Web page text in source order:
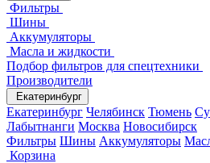
Фильтры
Шины
Аккумуляторы
Масла и жидкости
Подбор фильтров для спецтехники
Производители
Екатеринбург
Екатеринбург Челябинск Тюмень
Лабытнанги Москва Новосибирск
Фильтры Шины Аккумуляторы
Корзина